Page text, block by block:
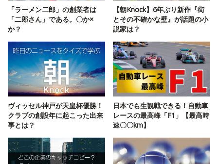
「ラーメン二郎」の創業者は
「二郎さん」である。〇か×
か？
【朝Knock】6年ぶり新作『街
とその不確かな壁』が話題の小
説家は？
ヴィッセル神戸が天皇杯優勝！
クラブの創設年に起こった出来
事とは？
日本でも生観戦できる！自動車
レースの最高峰「F1」【最高時
速〇〇km】